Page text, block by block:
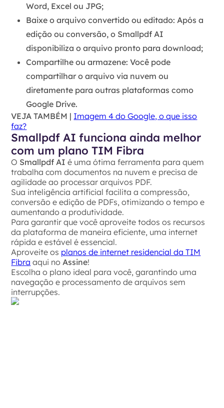
Word, Excel ou JPG;
Baixe o arquivo convertido ou editado: Após a
edição ou conversão, o Smallpdf AI
disponibiliza o arquivo pronto para download;
Compartilhe ou armazene: Você pode
compartilhar o arquivo via nuvem ou
diretamente para outras plataformas como
Google Drive.
VEJA TAMBÉM | Imagem 4 do Google, o que isso
faz?
Smallpdf AI funciona ainda melhor
com um plano TIM Fibra
O Smallpdf AI é uma ótima ferramenta para quem
trabalha com documentos na nuvem e precisa de
agilidade ao processar arquivos PDF.
Sua inteligência artificial facilita a compressão,
conversão e edição de PDFs, otimizando o tempo e
aumentando a produtividade.
Para garantir que você aproveite todos os recursos
da plataforma de maneira eficiente, uma internet
rápida e estável é essencial.
Aproveite os planos de internet residencial da TIM
Fibra aqui no Assine!
Escolha o plano ideal para você, garantindo uma
navegação e processamento de arquivos sem
interrupções.